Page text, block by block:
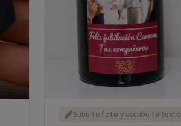
Sube tu foto y escribe tu texto